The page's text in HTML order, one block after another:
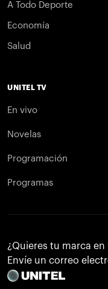
A Todo Deporte
Economía
Salud
UNITEL TV
En vivo
Novelas
Programación
Programas
¿Quieres tu marca en
Envíe un correo